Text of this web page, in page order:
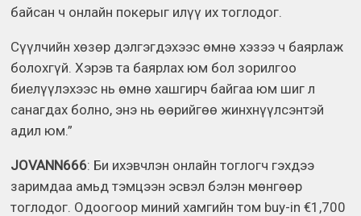
байсан ч онлайн покерыг илүү их тоглодог.
Сүүлчийн хөзөр дэлгэгдэхээс өмнө хэзээ ч баярлаж
болохгүй. Хэрэв та баярлах юм бол зорилгоо
биелүүлэхээс нь өмнө хашгирч байгаа юм шиг л
санагдах болно, энэ нь өөрийгөө жинхнүүлсэнтэй
адил юм.”
JOVANN666: Би ихэвчлэн онлайн тоглогч гэхдээ
заримдаа амьд тэмцээн эсвэл бэлэн мөнгөөр
тоглодог. Одоогоор миний хамгийн том buy-in €1,700